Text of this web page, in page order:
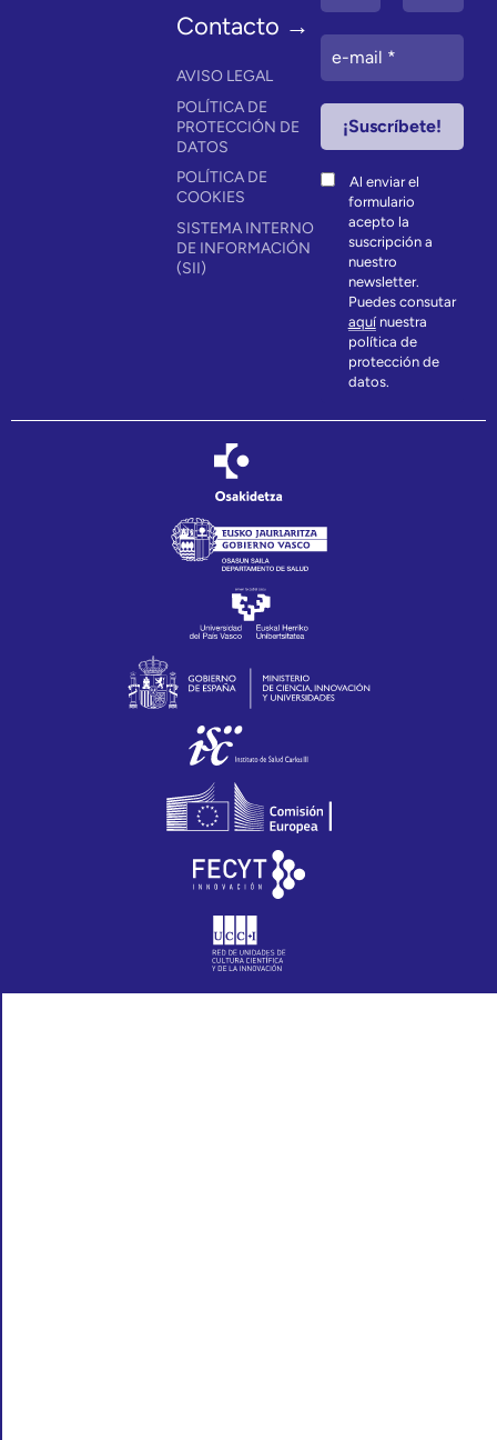
Contacto →
AVISO LEGAL
POLÍTICA DE
PROTECCIÓN DE
DATOS
POLÍTICA DE
COOKIES
SISTEMA INTERNO
DE INFORMACIÓN
(SII)
Al enviar el
formulario
acepto la
suscripción a
nuestro
newsletter.
Puedes consutar
aquínuestra
política de
protección de
datos.